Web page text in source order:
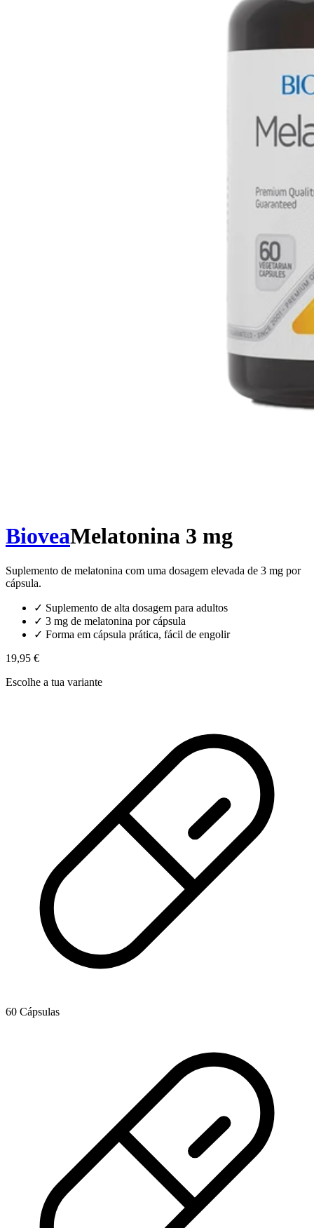
BioveaMelatonina 3 mg
Suplemento de melatonina com uma dosagem elevada de 3 mg por
cápsula.
✓ Suplemento de alta dosagem para adultos
✓ 3 mg de melatonina por cápsula
✓ Forma em cápsula prática, fácil de engolir
19,95 €
Escolhe a tua variante
60 Cápsulas